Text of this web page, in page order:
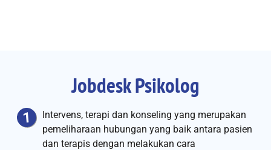
Jobdesk Psikolog
Intervens, terapi dan konseling yang merupakan
pemeliharaan hubungan yang baik antara pasien
dan terapis dengan melakukan cara